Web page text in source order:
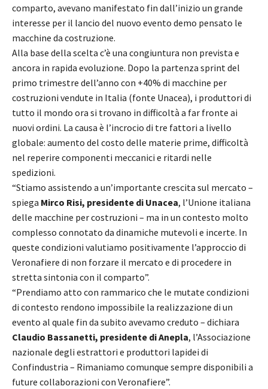
comparto, avevano manifestato fin dall’inizio un grande
interesse per il lancio del nuovo evento demo pensato le
macchine da costruzione.
Alla base della scelta c’è una congiuntura non prevista e
ancora in rapida evoluzione. Dopo la partenza sprint del
primo trimestre dell’anno con +40% di macchine per
costruzioni vendute in Italia (fonte Unacea), i produttori di
tutto il mondo ora si trovano in difficoltà a far fronte ai
nuovi ordini. La causa è l’incrocio di tre fattori a livello
globale: aumento del costo delle materie prime, difficoltà
nel reperire componenti meccanici e ritardi nelle
spedizioni.
“Stiamo assistendo a un’importante crescita sul mercato –
spiega Mirco Risi, presidente di Unacea, l’Unione italiana
delle macchine per costruzioni – ma in un contesto molto
complesso connotato da dinamiche mutevoli e incerte. In
queste condizioni valutiamo positivamente l’approccio di
Veronafiere di non forzare il mercato e di procedere in
stretta sintonia con il comparto”.
“Prendiamo atto con rammarico che le mutate condizioni
di contesto rendono impossibile la realizzazione di un
evento al quale fin da subito avevamo creduto – dichiara
Claudio Bassanetti, presidente di Anepla, l’Associazione
nazionale degli estrattori e produttori lapidei di
Confindustria – Rimaniamo comunque sempre disponibili a
future collaborazioni con Veronafiere”.